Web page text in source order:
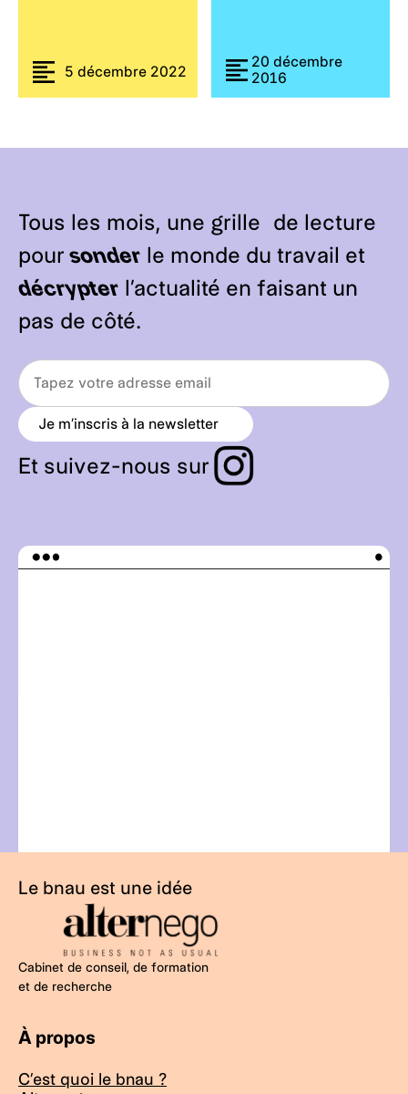
5 décembre 2022
20 décembre
2016
Tous les mois, une grille de lecture
pour sonder le monde du travail et
décrypter l’actualité en faisant un
pas de côté.
Je m’inscris à la newsletter
r
r
o
w
h
Et suivez-nous sur
Le bnau est une idée
Cabinet de conseil, de formation
et de recherche
À propos
C’est quoi le bnau ?